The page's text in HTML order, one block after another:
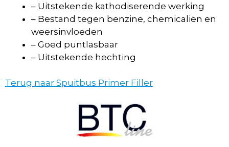
– Uitstekende kathodiserende werking
– Bestand tegen benzine, chemicaliën en
weersinvloeden
– Goed puntlasbaar
– Uitstekende hechting
Terug naar Spuitbus Primer Filler